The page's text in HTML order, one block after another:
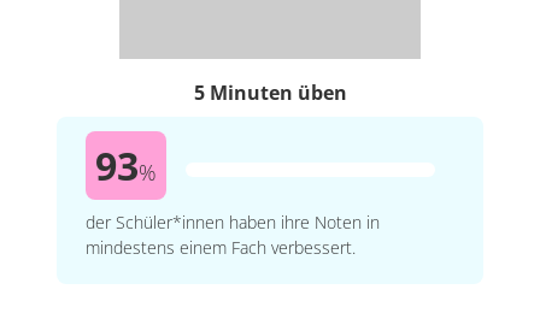
5 Minuten üben
93%
der Schüler*innen haben ihre Noten in
mindestens einem Fach verbessert.